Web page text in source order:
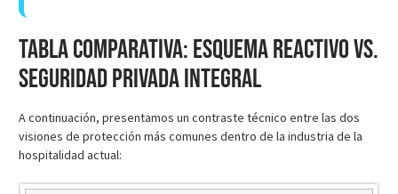
Tabla comparativa: Esquema reactivo vs.
Seguridad privada integral
A continuación, presentamos un contraste técnico entre las dos
visiones de protección más comunes dentro de la industria de la
hospitalidad actual: